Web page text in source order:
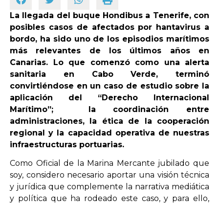
PROGRAMAS
La llegada del buque Hondibus a Tenerife, con
posibles casos de afectados por hantavirus a
bordo, ha sido uno de los episodios marítimos
más relevantes de los últimos años en
Canarias. Lo que comenzó como una alerta
sanitaria en Cabo Verde, terminó
convirtiéndose en un caso de estudio sobre la
aplicación del “Derecho Internacional
Marítimo”; la coordinación entre
administraciones, la ética de la cooperación
regional y la capacidad operativa de nuestras
infraestructuras portuarias.
Como Oficial de la Marina Mercante jubilado que
soy, considero necesario aportar una visión técnica
y jurídica que complemente la narrativa mediática
y política que ha rodeado este caso, y para ello,